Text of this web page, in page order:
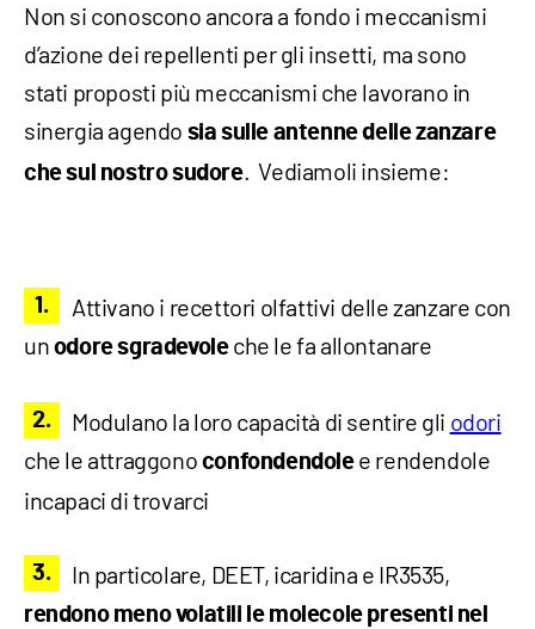
Non si conoscono ancora a fondo i meccanismi
d’azione dei repellenti per gli insetti, ma sono
stati proposti più meccanismi che lavorano in
sinergia agendo sia sulle antenne delle zanzare
che sul nostro sudore. Vediamoli insieme:
Attivano i recettori olfattivi delle zanzare con
un odore sgradevoleche le fa allontanare
Modulano la loro capacità di sentire gli odori
che le attraggono confondendolee rendendole
incapaci di trovarci
In particolare, DEET, icaridina e IR3535,
rendono meno volatili le molecole presenti nel